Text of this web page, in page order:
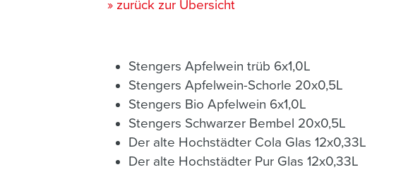
» zurück zur Übersicht
Stengers Apfelwein trüb 6x1,0L
Stengers Apfelwein-Schorle 20x0,5L
Stengers Bio Apfelwein 6x1,0L
Stengers Schwarzer Bembel 20x0,5L
Der alte Hochstädter Cola Glas 12x0,33L
Der alte Hochstädter Pur Glas 12x0,33L